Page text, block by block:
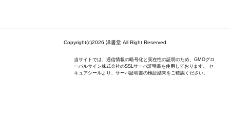
Copyright(c)2026 洋書堂 All Right Reserved
当サイトでは、通信情報の暗号化と実在性の証明のため、GMOグロ
ーバルサイン株式会社のSSLサーバ証明書を使用しております。 セ
キュアシールより、サーバ証明書の検証結果をご確認ください。